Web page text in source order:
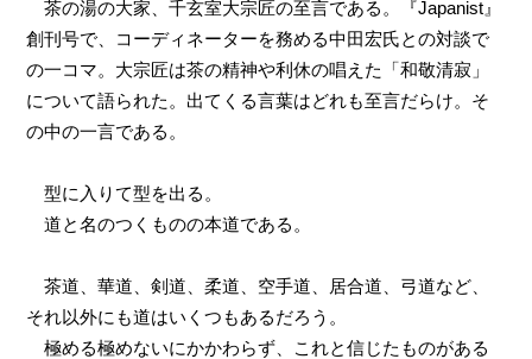
茶の湯の大家、千玄室大宗匠の至言である。『Japanist』
創刊号で、コーディネーターを務める中田宏氏との対談で
の一コマ。大宗匠は茶の精神や利休の唱えた「和敬清寂」
について語られた。出てくる言葉はどれも至言だらけ。そ
の中の一言である。
型に入りて型を出る。
道と名のつくものの本道である。
茶道、華道、剣道、柔道、空手道、居合道、弓道など、
それ以外にも道はいくつもあるだろう。
極める極めないにかかわらず、これと信じたものがある